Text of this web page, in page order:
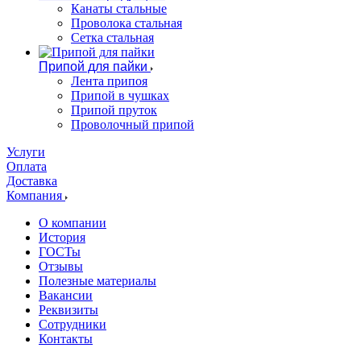
Канаты стальные
Проволока стальная
Сетка стальная
Припой для пайки
Лента припоя
Припой в чушках
Припой пруток
Проволочный припой
Услуги
Оплата
Доставка
Компания
О компании
История
ГОСТы
Отзывы
Полезные материалы
Вакансии
Реквизиты
Сотрудники
Контакты